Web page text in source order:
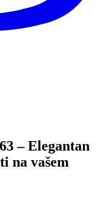
– Elegantan
na vašem